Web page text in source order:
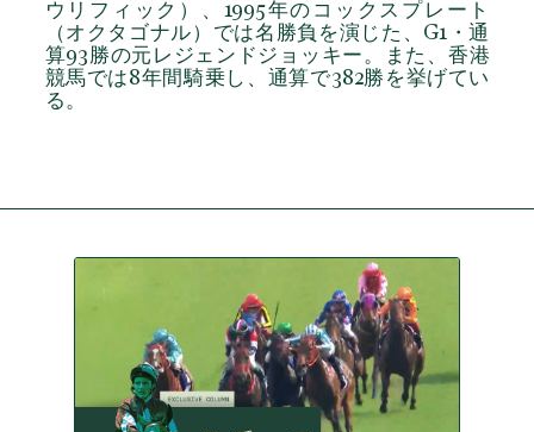
ウリフィック）、1995年のコックスプレート
（オクタゴナル）では名勝負を演じた、G1・通
算93勝の元レジェンドジョッキー。また、香港
競馬では8年間騎乗し、通算で382勝を挙げてい
る。